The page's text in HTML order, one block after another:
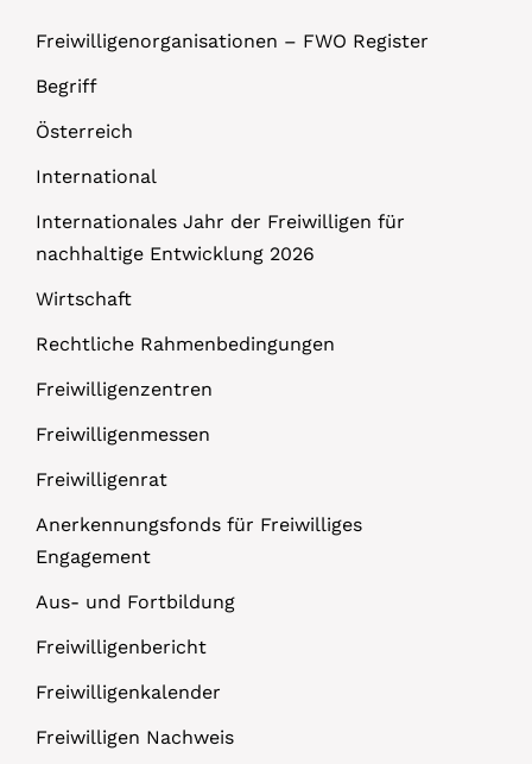
Freiwilligenorganisationen – FWO Register
Begriff
Österreich
International
Internationales Jahr der Freiwilligen für
nachhaltige Entwicklung 2026
Wirtschaft
Rechtliche Rahmenbedingungen
Freiwilligenzentren
Freiwilligenmessen
Freiwilligenrat
Anerkennungsfonds für Freiwilliges
Engagement
Aus- und Fortbildung
Freiwilligenbericht
Freiwilligenkalender
Freiwilligen Nachweis